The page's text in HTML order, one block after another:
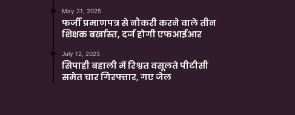
May 21, 2025
फर्जी प्रमाणपत्र से नौकरी करने वाले तीन
शिक्षक बर्खास्त, दर्ज होगी एफआईआर
July 12, 2025
सिपाही बहाली में रिश्वत वसूलते पीटीसी
समेत चार गिरफ्तार, गए जेल